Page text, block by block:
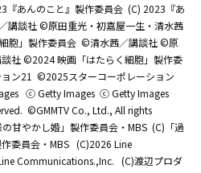
『あんのこと』製作委員会 (C) 2023『あ
講談社 ©原田重光・初嘉屋一生・清水茜
胞」製作委員会 ©清水茜／講談社 ©原
社 ©2024 映画「はたらく細胞」製作委
ン21 ©2025スターコーポレーション
ⓒ Getty Images ⓒ Getty Images
©GMMTV Co., Ltd., All rights
甘やかし婚」製作委員会・MBS (C)「過
委員会・MBS (C)2026 Line
Communications.,Inc. (C)渡辺プロダ